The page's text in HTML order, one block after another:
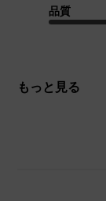
品質
もっと見る